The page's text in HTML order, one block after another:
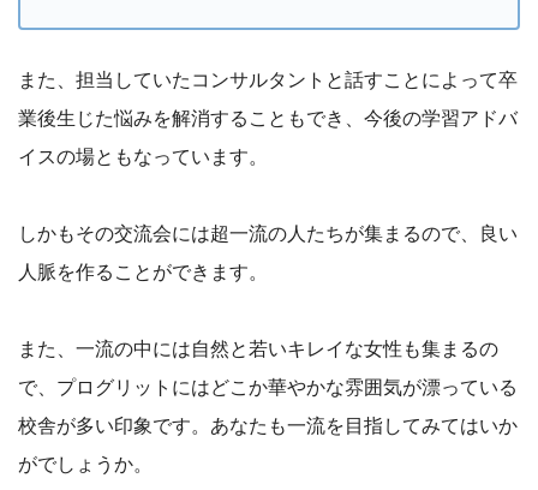
また、担当していたコンサルタントと話すことによって卒
業後生じた悩みを解消することもでき、今後の学習アドバ
イスの場ともなっています。
しかもその交流会には超一流の人たちが集まるので、良い
人脈を作ることができます。
また、一流の中には自然と若いキレイな女性も集まるの
で、プログリットにはどこか華やかな雰囲気が漂っている
校舎が多い印象です。あなたも一流を目指してみてはいか
がでしょうか。